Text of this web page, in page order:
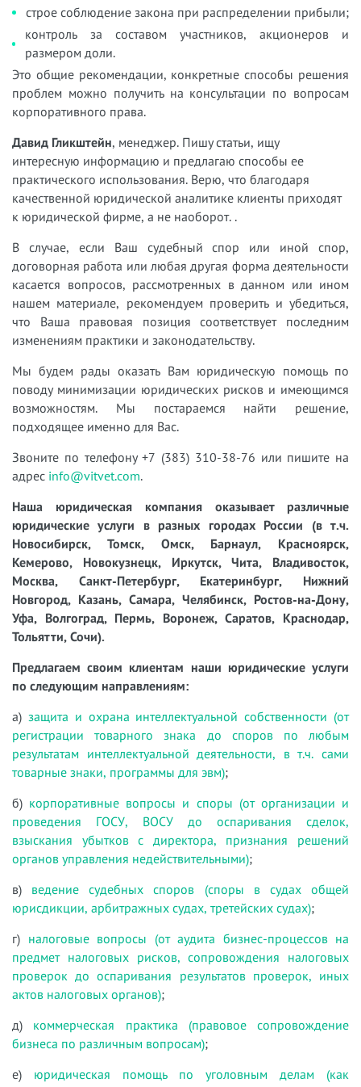
строе соблюдение закона при распределении прибыли;
контроль за составом участников, акционеров и
размером доли.
Это общие рекомендации, конкретные способы решения
проблем можно получить на консультации по вопросам
корпоративного права.
Давид Гликштейн, менеджер. Пишу статьи, ищу
интересную информацию и предлагаю способы ее
практического использования. Верю, что благодаря
качественной юридической аналитике клиенты приходят
к юридической фирме, а не наоборот. .
В случае, если Ваш судебный спор или иной спор,
договорная работа или любая другая форма деятельности
касается вопросов, рассмотренных в данном или ином
нашем материале, рекомендуем проверить и убедиться,
что Ваша правовая позиция соответствует последним
изменениям практики и законодательству.
Мы будем рады оказать Вам юридическую помощь по
поводу минимизации юридических рисков и имеющимся
возможностям. Мы постараемся найти решение,
подходящее именно для Вас.
Звоните по телефону +7 (383) 310-38-76 или пишите на
адрес info@vitvet.com.
Наша юридическая компания оказывает различные
юридические услуги в разных городах России (в т.ч.
Новосибирск, Томск, Омск, Барнаул, Красноярск,
Кемерово, Новокузнецк, Иркутск, Чита, Владивосток,
Москва, Санкт-Петербург, Екатеринбург, Нижний
Новгород, Казань, Самара, Челябинск, Ростов-на-Дону,
Уфа, Волгоград, Пермь, Воронеж, Саратов, Краснодар,
Тольятти, Сочи).
Предлагаем своим клиентам наши юридические услуги
по следующим направлениям:
а) защита и охрана интеллектуальной собственности (от
регистрации товарного знака до споров по любым
результатам интеллектуальной деятельности, в т.ч. сами
товарные знаки, программы для эвм);
б) корпоративные вопросы и споры (от организации и
проведения ГОСУ, ВОСУ до оспаривания сделок,
взыскания убытков с директора, признания решений
органов управления недействительными);
в) ведение судебных споров (споры в судах общей
юрисдикции, арбитражных судах, третейских судах);
г) налоговые вопросы (от аудита бизнес-процессов на
предмет налоговых рисков, сопровождения налоговых
проверок до оспаривания результатов проверок, иных
актов налоговых органов);
д) коммерческая практика (правовое сопровождение
бизнеса по различным вопросам);
е) юридическая помощь по уголовным делам (как